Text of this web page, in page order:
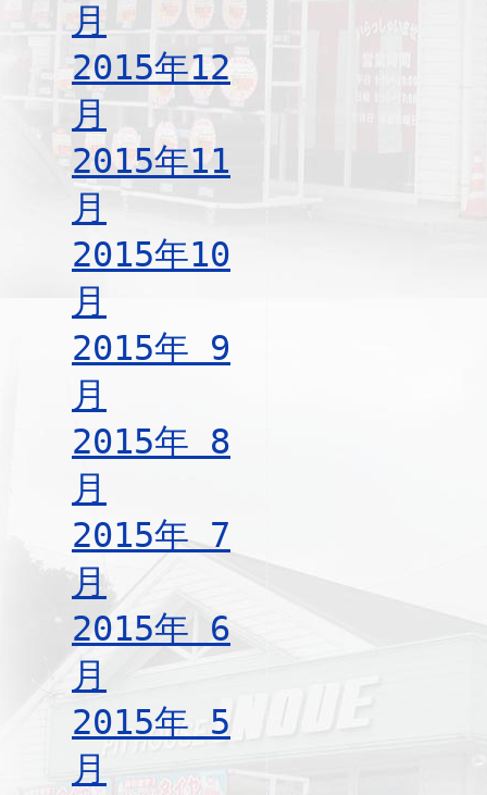
月
2015年12
月
2015年11
月
2015年10
月
2015年 9
月
2015年 8
月
2015年 7
月
2015年 6
月
2015年 5
月